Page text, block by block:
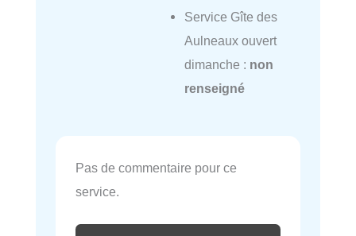
Service Gîte des
Aulneaux ouvert
dimanche : non
renseigné
Pas de commentaire pour ce
service.